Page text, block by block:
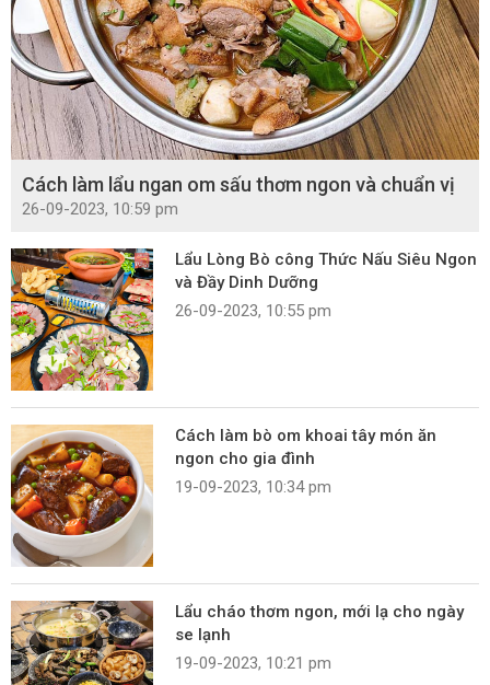
Cách làm lẩu ngan om sấu thơm ngon và chuẩn vị
26-09-2023, 10:59 pm
Lẩu Lòng Bò công Thức Nấu Siêu Ngon
và Đầy Dinh Dưỡng
26-09-2023, 10:55 pm
Cách làm bò om khoai tây món ăn
ngon cho gia đình
19-09-2023, 10:34 pm
Lẩu cháo thơm ngon, mới lạ cho ngày
se lạnh
19-09-2023, 10:21 pm